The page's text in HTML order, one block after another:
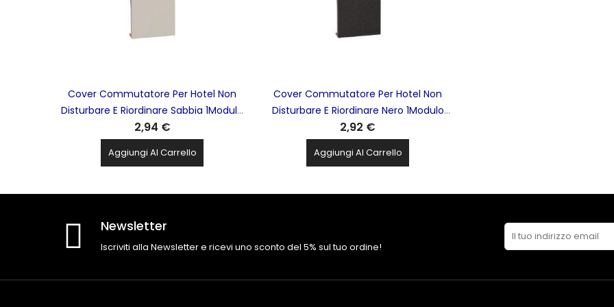
Cover Commutatore Per Hotel Non
Disturbare E Riordinare Sabbia 1Modulo
Living Now BTICINO - KM11H
2,94 €
Aggiungi Al Carrello
Cover Commutatore Per Hotel Non
Disturbare E Riordinare Nero 1Modulo
Living Now BTICINO - KG11H
2,92 €
Aggiungi Al Carrello
Newsletter
Iscriviti alla Newsletter e ricevi uno sconto del 5% sul tuo ordine!